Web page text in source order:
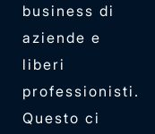
business di
aziende e
liberi
professionisti.
Questo ci